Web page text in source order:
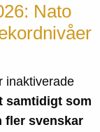
Nato
inaktiveradeför
samtidigt som
fler svenskar